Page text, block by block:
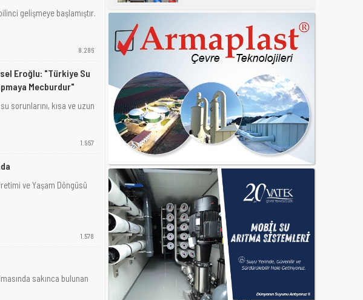
gelişmeye başlamıştır.
8.286
Eroğlu: "Türkiye Su
Mecburdur"
sorunlarını, kısa ve uzun
1.957
ve Yaşam Döngüsü
1.578
sakınca bulunan